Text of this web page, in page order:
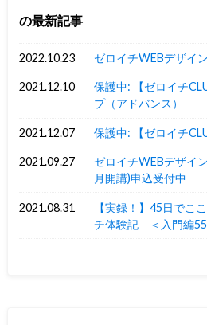
の最新記事
2022.10.23 ゼロイチWEBデザイ
2021.12.10
保護中: 【ゼロイチ
プ（アドバンス）
2021.12.07 保護中: 【ゼロイチ
2021.09.27
ゼロイチWEBデザ
月開講)申込受付中
2021.08.31
【実録！】45日でこ
チ体験記 ＜入門編55